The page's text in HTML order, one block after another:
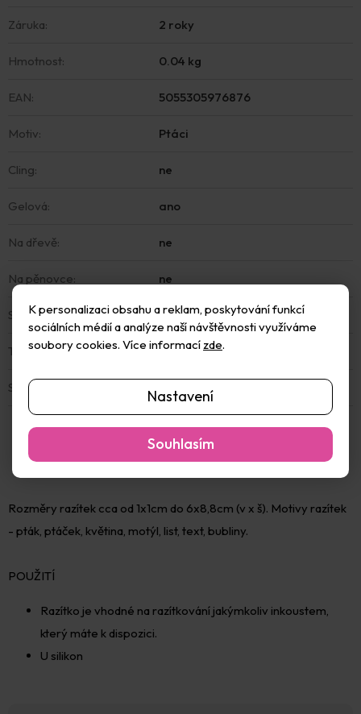
K personalizaci obsahu a reklam, poskytování funkcí
sociálních médií a analýze naší návštěvnosti využíváme
soubory cookies. Více informací zde.
Nastavení
Souhlasím
Rozměry razítek cca od 1x1cm do 6x8,8cm (v x š). Motivy razítek
- pták, ptáček, květina, motýl, list, text, bubliny.
POUŽITÍ
Razítko je vhodné na razítkování jakýmkoliv inkoustem,
který máte k dispozici.
U silikon
Záruka: 2 roky
Hmotnost: 0.04 kg
EAN: 5055305976876
Motiv: Ptáci
Cling: ne
Gelová: ano
Na dřevě: ne
Na pěnovce: ne
S razítkovacím polštářkem: ne
Typ razítka Gelové
Sada